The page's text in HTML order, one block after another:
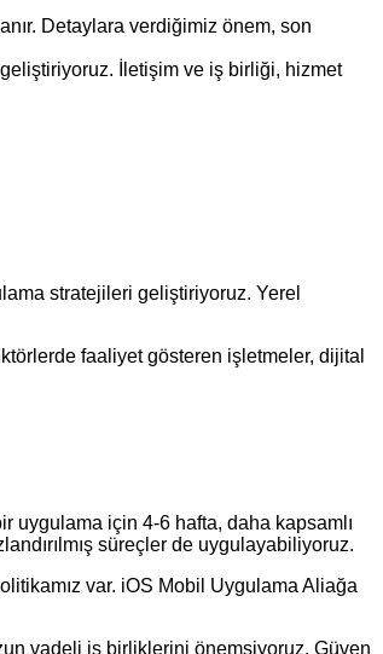
Detaylara verdiğimiz önem, son
İletişim ve iş birliği, hizmet
stratejileri geliştiriyoruz. Yerel
faaliyet gösteren işletmeler, dijital
uygulama için 4-6 hafta, daha kapsamlı
süreçler de uygulayabiliyoruz.
var. iOS Mobil Uygulama Aliağa
vadeli iş birliklerini önemsiyoruz. Güven